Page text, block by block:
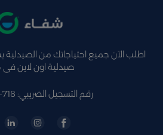
اطلب الآن جميع احتياجاتك من
صيدلية اون لاين
رقم التسجيل الضريبي: 718-859-672